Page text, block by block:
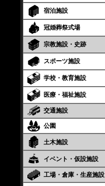
宿泊施設
冠婚葬祭式場
宗教施設・史跡
スポーツ施設
学校・教育施設
医療・福祉施設
交通施設
公園
土木施設
イベント・仮設施設
工場・倉庫・生産施設